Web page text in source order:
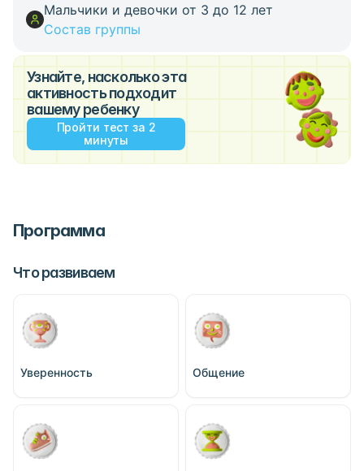
Мальчики и девочки от 3 до 12 лет
Состав группы
Узнайте, насколько эта
активность подходит
вашему ребенку
Пройти тест за 2
минуты
Программа
Что развиваем
Уверенность Общение